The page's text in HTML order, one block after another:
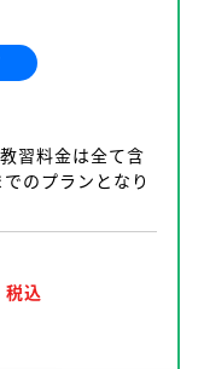
習料金は全て含
のプランとなり
税込